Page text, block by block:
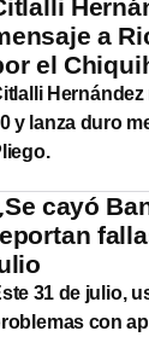
a
el
Hernández
y lanza duro
cayó
31 de julio,
con